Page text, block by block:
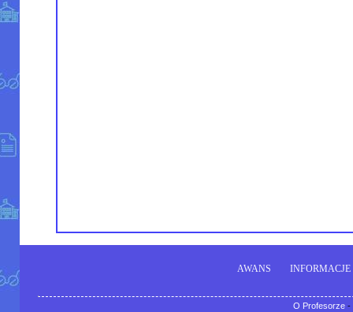
AWANS INFORMACJE
O Profesorze-